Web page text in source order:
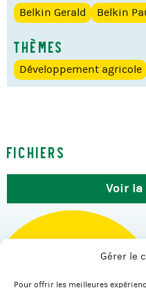
Gérer le
Pour offrir les meilleures
Belkin Gerald Belkin
Thèmes
Développement agricole
Fichiers
Voir la